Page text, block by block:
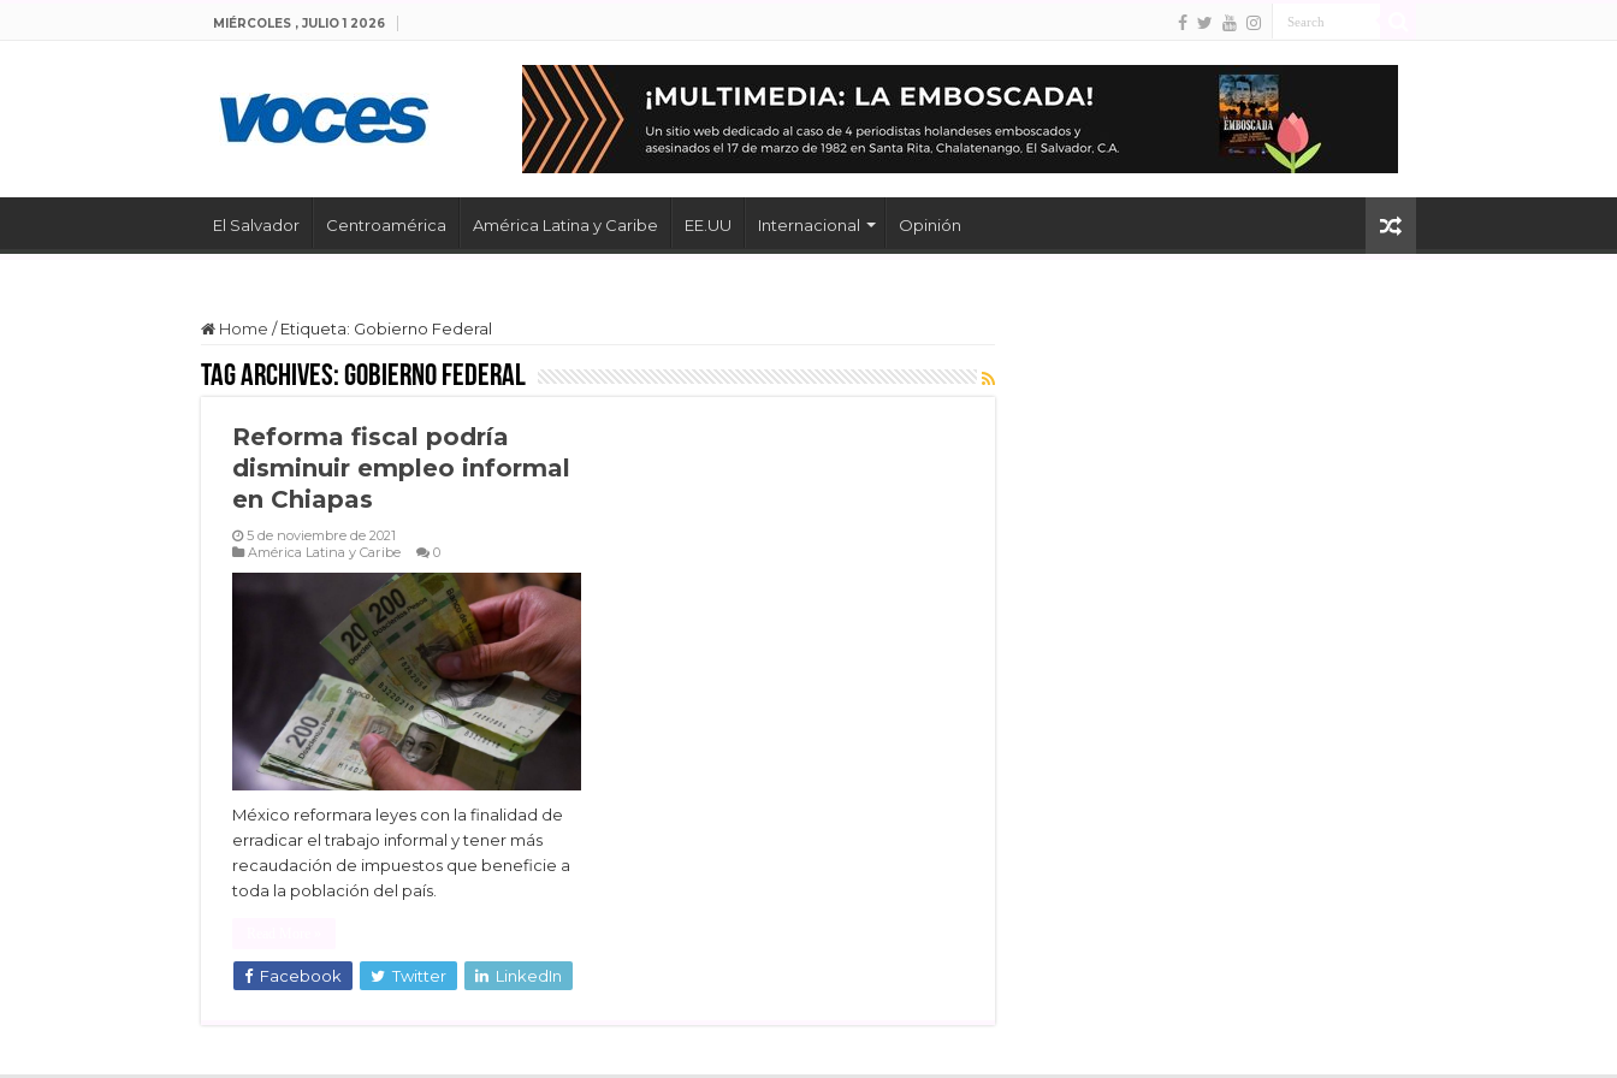
MIÉRCOLES , JULIO 1 2026
El Salvador Centroamérica América Latina y Caribe EE.UU Internacional Opinión
Home / Etiqueta: Gobierno Federal
Tag Archives:Gobierno Federal
Reforma fiscal podría
disminuir empleo informal
en Chiapas
5 de noviembre de 2021
América Latina y Caribe
0
México reformara leyes con la finalidad de
erradicar el trabajo informal y tener más
recaudación de impuestos que beneficie a
toda la población del país.
Facebook Twitter LinkedIn